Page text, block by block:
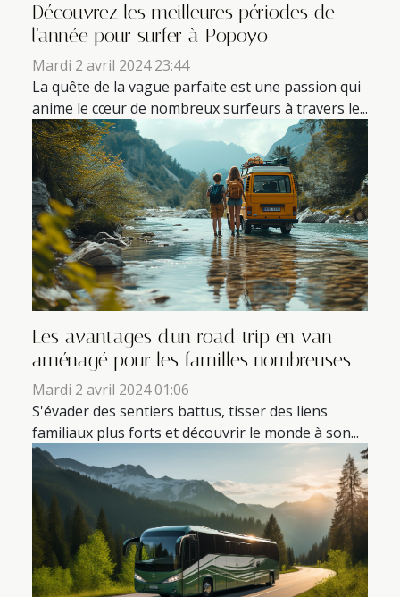
Découvrez les meilleures périodes de
l'année pour surfer à Popoyo
Mardi 2 avril 2024 23:44
La quête de la vague parfaite est une passion qui
anime le cœur de nombreux surfeurs à travers le...
Les avantages d'un road trip en van
aménagé pour les familles nombreuses
Mardi 2 avril 2024 01:06
S'évader des sentiers battus, tisser des liens
familiaux plus forts et découvrir le monde à son...